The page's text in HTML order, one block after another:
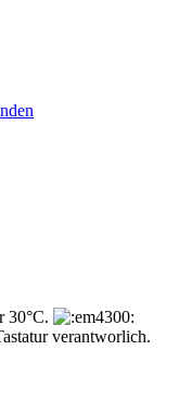
30°C.
verantworlich.